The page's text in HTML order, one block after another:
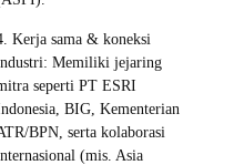
Kerja sama & koneksi
Memiliki jejaring
seperti PT ESRI
BIG, Kementerian
BPN, serta kolaborasi
(mis. Asia